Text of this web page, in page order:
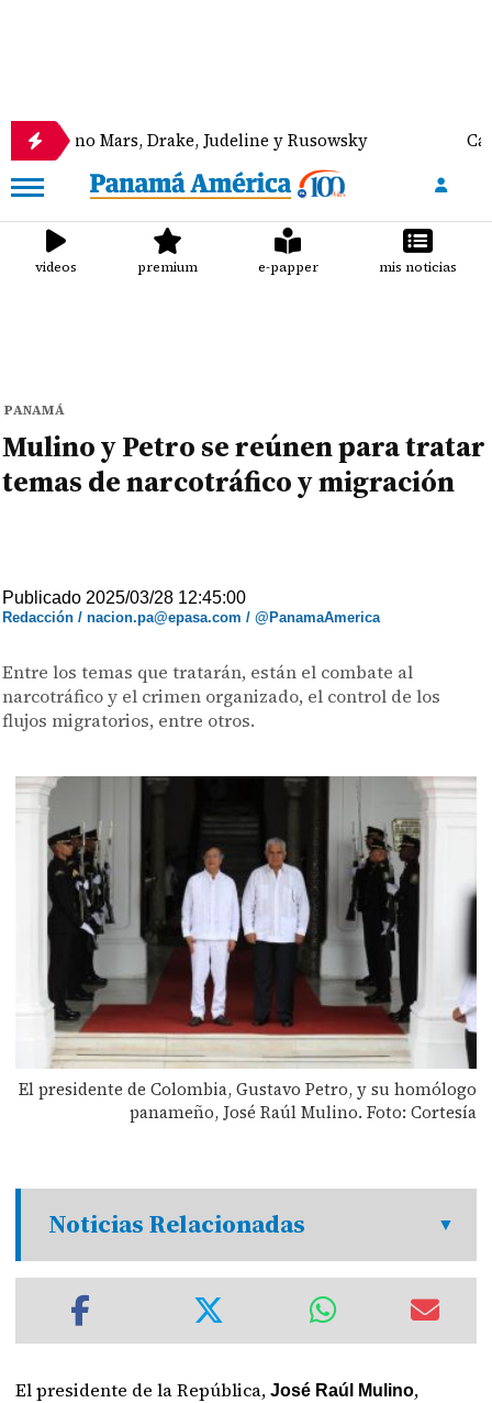
Mars, Drake, Judeline y Rusowsky Canal de
videos premium e-papper mis noticias
PANAMÁ
Mulino y Petro se reúnen para tratar
temas de narcotráfico y migración
Publicado 2025/03/28 12:45:00
Redacción / nacion.pa@epasa.com / @PanamaAmerica
Entre los temas que tratarán, están el combate al
narcotráfico y el crimen organizado, el control de los
flujos migratorios, entre otros.
El presidente de Colombia, Gustavo Petro, y su homólogo
panameño, José Raúl Mulino. Foto: Cortesía
Noticias Relacionadas
El presidente de la República,José Raúl Mulino,